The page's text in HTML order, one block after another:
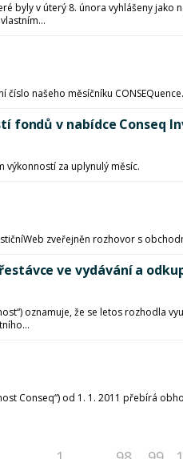
byly v úterý 8. února vyhlášeny
našeho měsíčníku CONSEQuence.
fondů v nabídce Conseq
výkonností za uplynulý měsíc.
zveřejněn rozhovor s
ve vydávání a
oznamuje, že se letos rozhodla
Conseq“) od 1. 1. 2011 přebírá